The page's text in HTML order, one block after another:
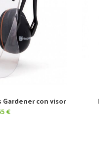
con visor
€